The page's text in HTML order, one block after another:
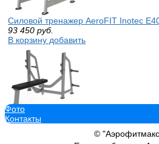
Силовой тренажер AeroFIT Inotec
93 450 руб.
В корзину добавить
Силовой тренажер AeroFIT Inotec
44 100 руб.
Фото
Контакты
©